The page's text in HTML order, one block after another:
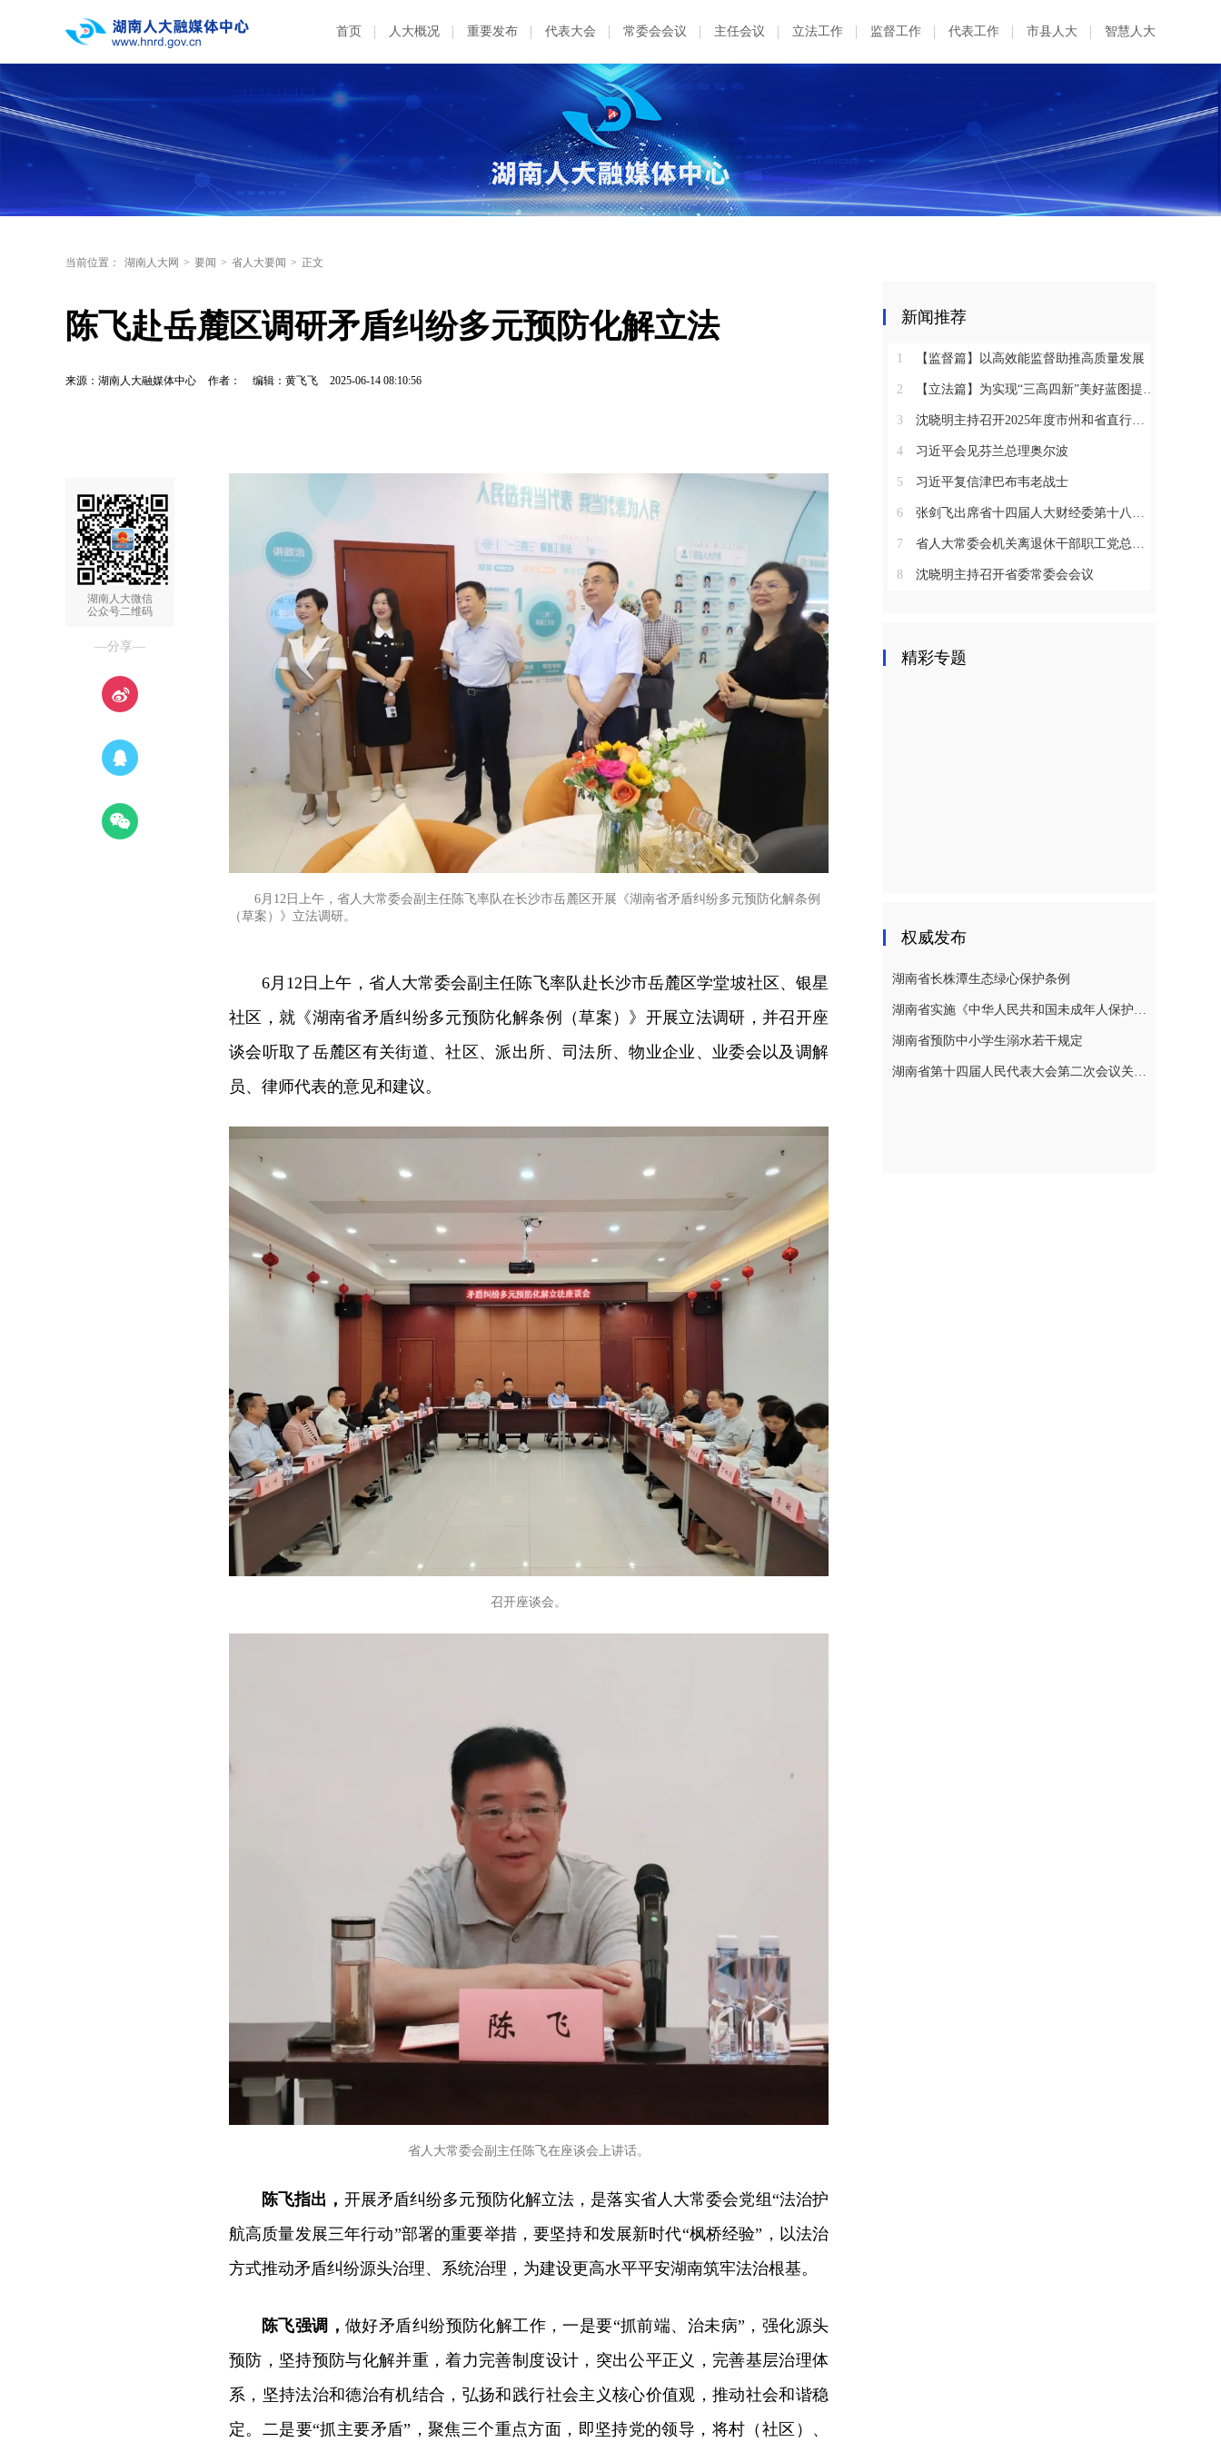
首页 人大概况 重要发布 代表大会 常委会会议 主任会议 立法工作 监督工作 代表工作 市县人大 智慧人大
当前位置： 湖南人大网 > 要闻 > 省人大要闻 > 正文
陈飞赴岳麓区调研矛盾纠纷多元预防化解立法
来源：湖南人大融媒体中心 作者： 编辑：黄飞飞 2025-06-14 08:10:56
湖南人大微信
公众号二维码
—分享—
6月12日上午，省人大常委会副主任陈飞率队在长沙市岳麓区开展《湖南省矛盾纠纷多元预防化解条例
（草案）》立法调研。
6月12日上午，省人大常委会副主任陈飞率队赴长沙市岳麓区学堂坡社区、银星
社区，就《湖南省矛盾纠纷多元预防化解条例（草案）》开展立法调研，并召开座
谈会听取了岳麓区有关街道、社区、派出所、司法所、物业企业、业委会以及调解
员、律师代表的意见和建议。
召开座谈会。
省人大常委会副主任陈飞在座谈会上讲话。
陈飞指出， 开展矛盾纠纷多元预防化解立法，是落实省人大常委会党组“法治护
航高质量发展三年行动”部署的重要举措，要坚持和发展新时代“枫桥经验”，以法治
方式推动矛盾纠纷源头治理、系统治理，为建设更高水平平安湖南筑牢法治根基。
陈飞强调，做好矛盾纠纷预防化解工作，一是要“抓前端、治未病”，强化源头
预防，坚持预防与化解并重，着力完善制度设计，突出公平正义，完善基层治理体
系，坚持法治和德治有机结合，弘扬和践行社会主义核心价值观，推动社会和谐稳
定。二是要“抓主要矛盾”，聚焦三个重点方面，即坚持党的领导，将村（社区）、
新闻推荐
1 【监督篇】以高效能监督助推高质量发展
2 【立法篇】为实现“三高四新”美好蓝图提供坚实法治保障
3 沈晓明主持召开2025年度市州和省直行业系统党（工）委书记抓基层党建工作述职评议会议
4 习近平会见芬兰总理奥尔波
5 习近平复信津巴布韦老战士
6 张剑飞出席省十四届人大财经委第十八次全体会议
7 省人大常委会机关离退休干部职工党总支召开2025年度总结表彰大会
8 沈晓明主持召开省委常委会会议
精彩专题
权威发布
湖南省长株潭生态绿心保护条例
湖南省实施《中华人民共和国未成年人保护法》若干规定
湖南省预防中小学生溺水若干规定
湖南省第十四届人民代表大会第二次会议关于湖南省人民代表大会常务委员会工作报告的决议